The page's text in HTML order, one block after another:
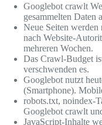
Googlebot crawlt
gesammelten Daten
Neue Seiten
nach Website-
mehreren Wochen.
Das Crawl-Budget
verschwenden es.
Googlebot nutzt
(Smartphone).
robots.txt, noindex-
Googlebot crawlt
JavaScript-Inhalte